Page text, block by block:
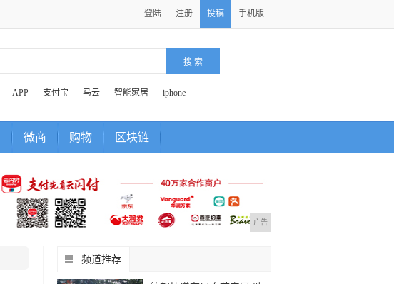
登陆 注册 投稿 手机版
APP 支付宝 马云 智能家居 iphone
微商 购物 区块链
广告
频道推荐